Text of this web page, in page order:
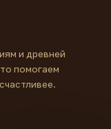
и древней
помогаем